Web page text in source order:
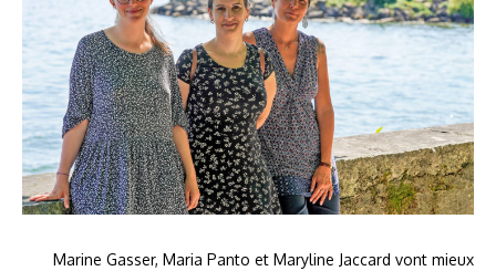
Marine Gasser, Maria Panto et Maryline Jaccard vont mieux